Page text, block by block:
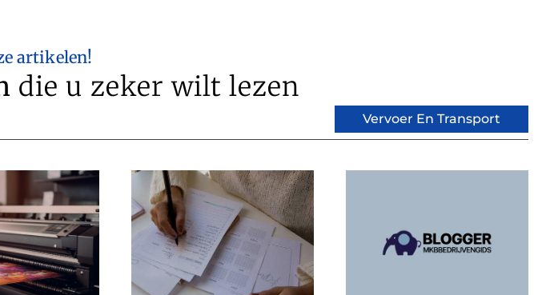
artikelen!
die u zeker wilt lezen
Vervoer En Transport